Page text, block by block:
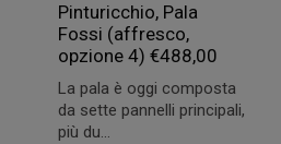
Pinturicchio, Pala
Fossi (affresco,
opzione 4) €488,00
La pala è oggi composta
da sette pannelli principali,
più du...